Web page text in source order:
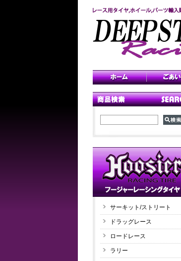
サーキット/ストリート
ドラッグレース
ロードレース
ラリー